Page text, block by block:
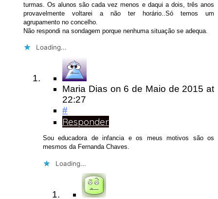
turmas. Os alunos são cada vez menos e daqui a dois, três anos
provavelmente voltarei a não ter horário..Só temos um
agrupamento no concelho.
Não respondi na sondagem porque nenhuma situação se adequa.
Loading...
Maria Dias on 6 de Maio de 2015 at
22:27
#
Responder
Sou educadora de infancia e os meus motivos são os
mesmos da Fernanda Chaves.
Loading...